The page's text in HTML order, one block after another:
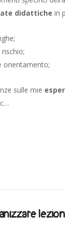
didattiche in
orientamento;
sulle mie